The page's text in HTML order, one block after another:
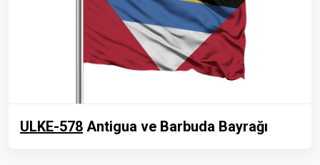
ULKE-578 Antigua ve Barbuda Bayrağı